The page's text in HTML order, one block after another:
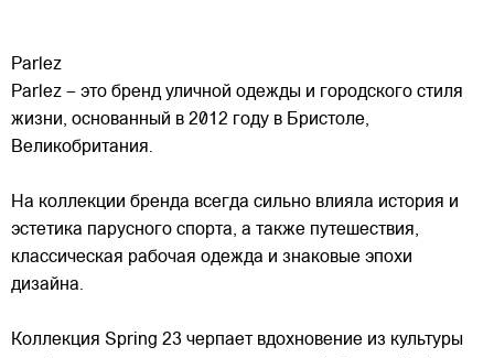
Parlez
Parlez – это бренд уличной одежды и городского стиля
жизни, основанный в 2012 году в Бристоле,
Великобритания.
На коллекции бренда всегда сильно влияла история и
эстетика парусного спорта, а также путешествия,
классическая рабочая одежда и знаковые эпохи
дизайна.
Коллекция Spring 23 черпает вдохновение из культуры